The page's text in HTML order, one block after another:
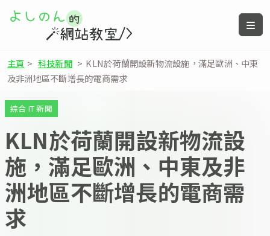
主頁 > 科技新聞 > KLN於荷蘭開設新物流設施，滿足歐洲、中東
及非洲地區不斷增長的電商需求
綜合 IT 新聞
KLN於荷蘭開設新物流設
施，滿足歐洲、中東及非
洲地區不斷增長的電商需
求